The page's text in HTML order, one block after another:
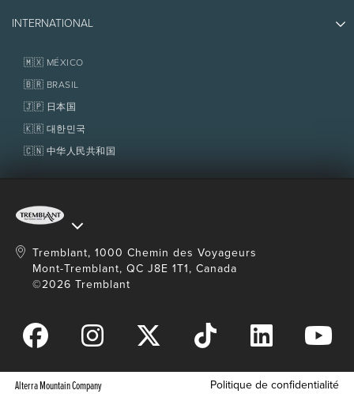
Prix d'excellence
Services aux propriétaires
Fondation Tremblant
Nous joindre
Politiques
INTERNATIONAL
🇲🇽 MÉXICO
🇧🇷 BRASIL
🇯🇵 日本国
🇰🇷 대한민국
🇨🇳 中华人民共和国
Tremblant, 1000 Chemin des Voyageurs
Mont-Tremblant, QC J8E 1T1, Canada
©2026 Tremblant
Alterra Mountain Company Politique de confidentialité